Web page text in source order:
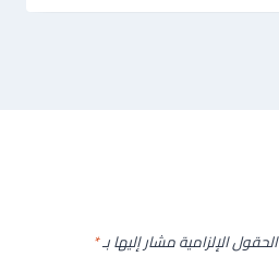
الحقول الإلزامية مشار إليها بـ*